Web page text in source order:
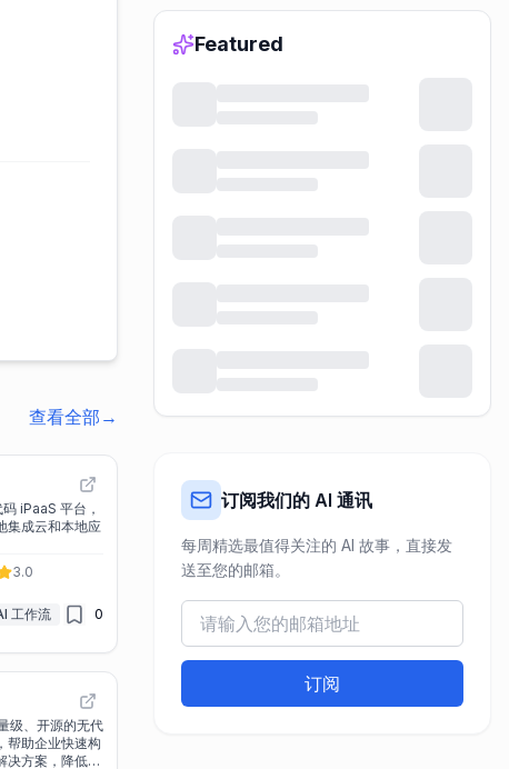
查看全部 →
iPaaS 平台，
集成云和本地应
3.0
工作流 0
级、开源的无代
帮助企业快速构
决方案，降低开
Featured
订阅我们的 AI 通讯
每周精选最值得关注的 AI 故事，直接发
送至您的邮箱。
订阅